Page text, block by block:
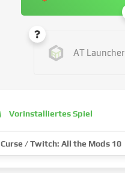
AT Launcher
Vorinstalliertes Spiel
Curse / Twitch: All the Mods 10